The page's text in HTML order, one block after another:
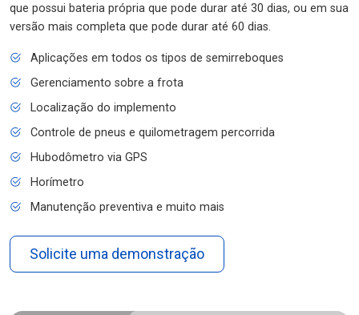
que possui bateria própria que pode durar até 30 dias, ou em sua
versão mais completa que pode durar até 60 dias.
Aplicações em todos os tipos de semirreboques
Gerenciamento sobre a frota
Localização do implemento
Controle de pneus e quilometragem percorrida
Hubodômetro via GPS
Horímetro
Manutenção preventiva e muito mais
Solicite uma demonstração